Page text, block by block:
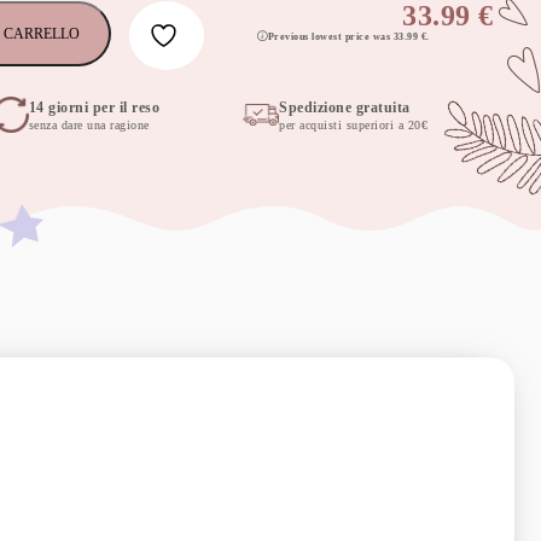
33.99€
Previous lowest price was 33.99 €.
14 giorni per il reso
senza dare una ragione
Spedizione gratuita
per acquisti superiori a 20€